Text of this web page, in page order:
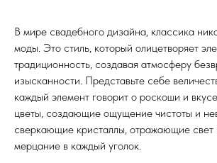
В мире свадебного дизайна, классика
моды. Это стиль, который олицетворяет
традиционность, создавая атмосферу
изысканности. Представьте себе
каждый элемент говорит о роскоши и
цветы, создающие ощущение чистоты и
сверкающие кристаллы, отражающие
мерцание в каждый уголок.